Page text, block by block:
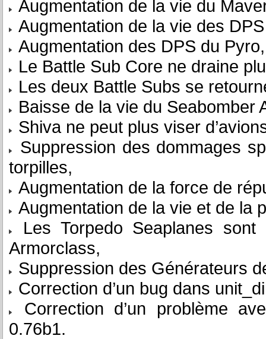
Augmentation de la vie du
Augmentation de la vie des
Augmentation des DPS du Pyro,
Le Battle Sub Core ne draine
Les deux Battle Subs se
Baisse de la vie du Seabomber
Shiva ne peut plus viser
Suppression des dommages
torpilles,
Augmentation de la force de
Augmentation de la vie et de la
Les Torpedo Seaplanes
Armorclass,
Suppression des Générateurs
Correction d’un bug dans
Correction d’un problème
0.76b1.